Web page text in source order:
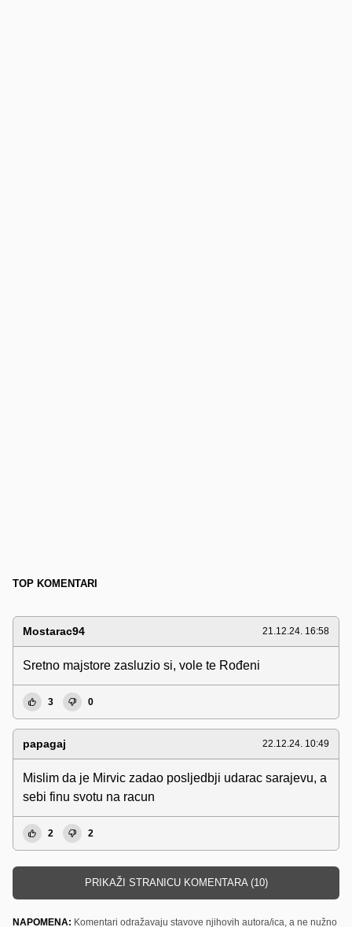
TOP KOMENTARI
Mostarac94 21.12.24. 16:58
Sretno majstore zasluzio si, vole te Rođeni
3 0
papagaj 22.12.24. 10:49
Mislim da je Mirvic zadao posljedbji udarac sarajevu, a
sebi finu svotu na racun
2 2
PRIKAŽI STRANICU KOMENTARA (10)
NAPOMENA: Komentari odražavaju stavove njihovih autora/ica, a ne nužno